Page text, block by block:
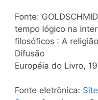
Fonte:
tempo lógico na
filosóficos : A
Difusão
Européia do Livro,
Fonte eletrônica: